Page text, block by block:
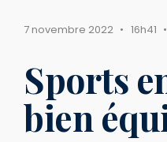
7 novembre 2022 • 16h41 •
Sports
bien